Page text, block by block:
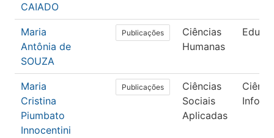
CAIADO
Maria
Antônia de
SOUZA
Publicações
Ciências
Humanas
Maria
Cristina
Piumbato
Innocentini
Publicações
Ciências
Sociais
Aplicadas